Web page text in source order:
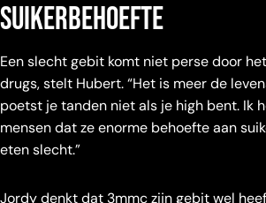
Suikerbehoefte
Een slecht gebit komt niet perse door
drugs, stelt Hubert. “Het is meer de
poetst je tanden niet als je high bent. Ik
mensen dat ze enorme behoefte aan
eten slecht.”
Jordy denkt dat 3mmc zijn gebit wel